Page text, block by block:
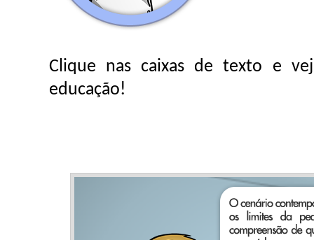
Clique nas caixas de texto e
educação!